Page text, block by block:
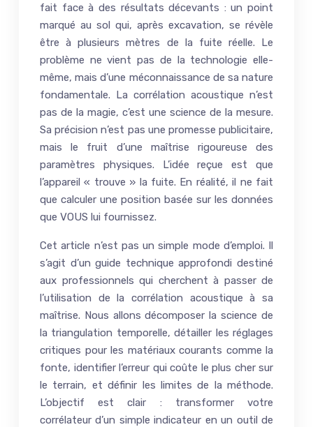
fait face à des résultats décevants : un point
marqué au sol qui, après excavation, se révèle
être à plusieurs mètres de la fuite réelle. Le
problème ne vient pas de la technologie elle-
même, mais d’une méconnaissance de sa nature
fondamentale. La corrélation acoustique n’est
pas de la magie, c’est une science de la mesure.
Sa précision n’est pas une promesse publicitaire,
mais le fruit d’une maîtrise rigoureuse des
paramètres physiques. L’idée reçue est que
l’appareil « trouve » la fuite. En réalité, il ne fait
que calculer une position basée sur les données
que VOUS lui fournissez.
Cet article n’est pas un simple mode d’emploi. Il
s’agit d’un guide technique approfondi destiné
aux professionnels qui cherchent à passer de
l’utilisation de la corrélation acoustique à sa
maîtrise. Nous allons décomposer la science de
la triangulation temporelle, détailler les réglages
critiques pour les matériaux courants comme la
fonte, identifier l’erreur qui coûte le plus cher sur
le terrain, et définir les limites de la méthode.
L’objectif est clair : transformer votre
corrélateur d’un simple indicateur en un outil de